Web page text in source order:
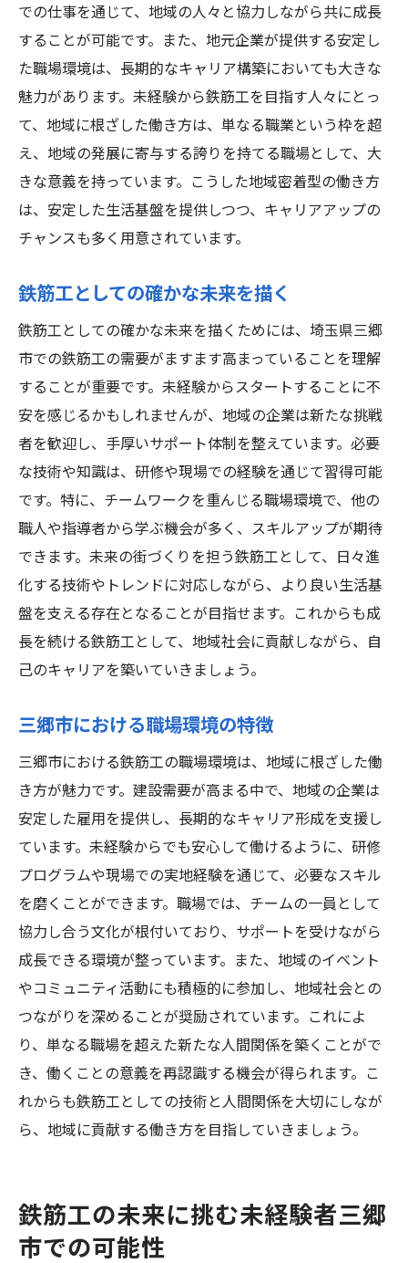
での仕事を通じて、地域の人々と協力しながら共に成長
することが可能です。また、地元企業が提供する安定し
た職場環境は、長期的なキャリア構築においても大きな
魅力があります。未経験から鉄筋工を目指す人々にとっ
て、地域に根ざした働き方は、単なる職業という枠を超
え、地域の発展に寄与する誇りを持てる職場として、大
きな意義を持っています。こうした地域密着型の働き方
は、安定した生活基盤を提供しつつ、キャリアアップの
チャンスも多く用意されています。
鉄筋工としての確かな未来を描く
鉄筋工としての確かな未来を描くためには、埼玉県三郷
市での鉄筋工の需要がますます高まっていることを理解
することが重要です。未経験からスタートすることに不
安を感じるかもしれませんが、地域の企業は新たな挑戦
者を歓迎し、手厚いサポート体制を整えています。必要
な技術や知識は、研修や現場での経験を通じて習得可能
です。特に、チームワークを重んじる職場環境で、他の
職人や指導者から学ぶ機会が多く、スキルアップが期待
できます。未来の街づくりを担う鉄筋工として、日々進
化する技術やトレンドに対応しながら、より良い生活基
盤を支える存在となることが目指せます。これからも成
長を続ける鉄筋工として、地域社会に貢献しながら、自
己のキャリアを築いていきましょう。
三郷市における職場環境の特徴
三郷市における鉄筋工の職場環境は、地域に根ざした働
き方が魅力です。建設需要が高まる中で、地域の企業は
安定した雇用を提供し、長期的なキャリア形成を支援し
ています。未経験からでも安心して働けるように、研修
プログラムや現場での実地経験を通じて、必要なスキル
を磨くことができます。職場では、チームの一員として
協力し合う文化が根付いており、サポートを受けながら
成長できる環境が整っています。また、地域のイベント
やコミュニティ活動にも積極的に参加し、地域社会との
つながりを深めることが奨励されています。これによ
り、単なる職場を超えた新たな人間関係を築くことがで
き、働くことの意義を再認識する機会が得られます。こ
れからも鉄筋工としての技術と人間関係を大切にしなが
ら、地域に貢献する働き方を目指していきましょう。
鉄筋工の未来に挑む未経験者三郷
市での可能性